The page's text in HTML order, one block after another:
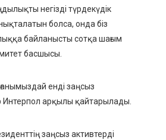
негізді түрдекүдік
болса, онда біз
байланысты сотқа шағым
басшысы.
енді заңсыз
Интерпол арқылы қайтарылады.
заңсыз активтерді